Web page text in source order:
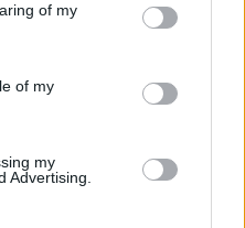
behaviour. You may click to
and its third-party tags to
purposes in below Google
of my
of my
my
Advertising.